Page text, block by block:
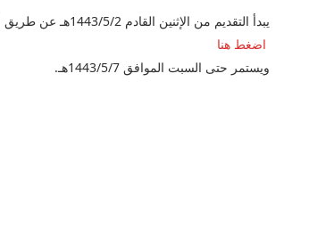
يبدأ التقديم من الإثنين القادم 1443/5/2هـ عن طريق الرابط:
اضغط هنا
ويستمر حتى السبت الموافق 1443/5/7هـ.